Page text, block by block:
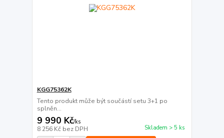
KGG75362K
Tento produkt může být součástí setu 3+1 po
splněn...
9 990 Kč/ks
8 256 Kč bez DPH Skladem > 5 ks